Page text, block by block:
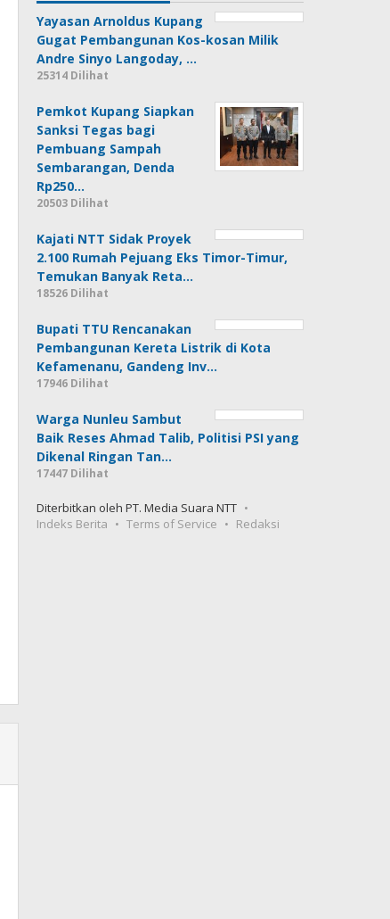
Yayasan Arnoldus Kupang
Gugat Pembangunan Kos-kosan Milik
Andre Sinyo Langoday, …
25314 Dilihat
Pemkot Kupang Siapkan
Sanksi Tegas bagi
Pembuang Sampah
Sembarangan, Denda
Rp250…
20503 Dilihat
Kajati NTT Sidak Proyek
2.100 Rumah Pejuang Eks Timor-Timur,
Temukan Banyak Reta…
18526 Dilihat
Bupati TTU Rencanakan
Pembangunan Kereta Listrik di Kota
Kefamenanu, Gandeng Inv…
17946 Dilihat
Warga Nunleu Sambut
Baik Reses Ahmad Talib, Politisi PSI yang
Dikenal Ringan Tan…
17447 Dilihat
Diterbitkan oleh PT. Media Suara NTT
Indeks Berita
Terms of Service Redaksi